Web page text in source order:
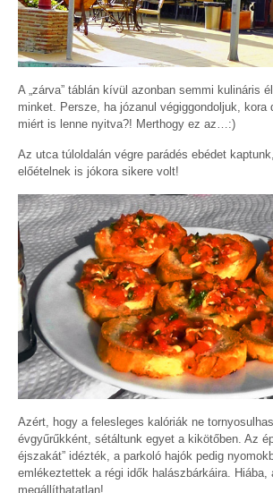
A „zárva” táblán kívül azonban semmi kulináris
minket. Persze, ha józanul végiggondoljuk, kora
miért is lenne nyitva?! Merthogy ez az…:)
Az utca túloldalán végre parádés ebédet
előételnek is jókora sikere volt!
Azért, hogy a felesleges kalóriák ne
évgyűrűkként, sétáltunk egyet a kikötőben. Az
éjszakát” idézték, a parkoló hajók pedig
emlékeztettek a régi idők halászbárkáira. Hiába,
megállíthatatlan!